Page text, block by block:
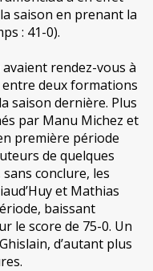
saison en prenant la
: 41-0).
rendez-vous à
deux formations
saison dernière. Plus
par Manu Michez et
première période
de quelques
conclure, les
et Mathias
baissant
le score de 75-0. Un
d’autant plus